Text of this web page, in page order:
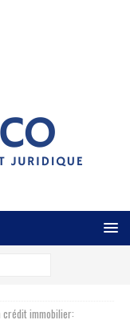
crédit immobilier: